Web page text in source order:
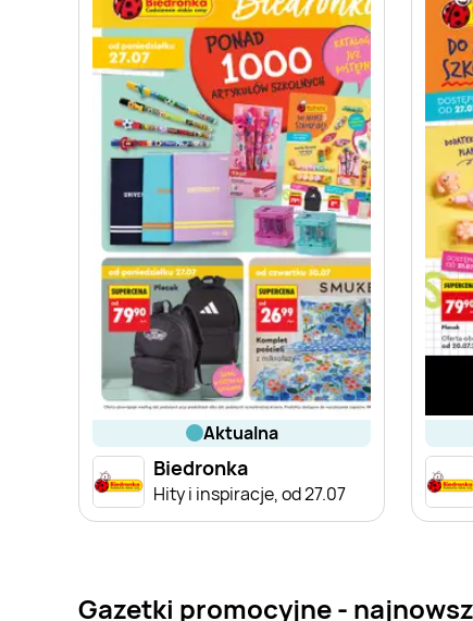
aktualna
Biedronka
Hity i inspiracje, od 27.07
Gazetki promocyjne -